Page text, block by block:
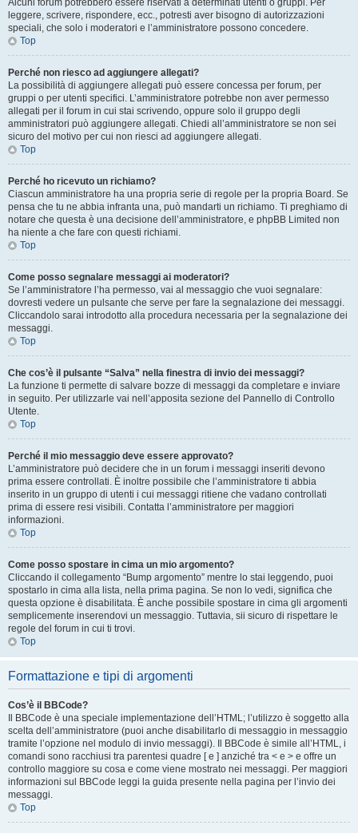
Alcuni forum potrebbero essere riservati a determinati utenti o gruppi. Per
leggere, scrivere, rispondere, ecc., potresti aver bisogno di autorizzazioni
speciali, che solo i moderatori e l’amministratore possono concedere.
Top
Perché non riesco ad aggiungere allegati?
La possibilità di aggiungere allegati può essere concessa per forum, per
gruppi o per utenti specifici. L’amministratore potrebbe non aver permesso
allegati per il forum in cui stai scrivendo, oppure solo il gruppo degli
amministratori può aggiungere allegati. Chiedi all’amministratore se non sei
sicuro del motivo per cui non riesci ad aggiungere allegati.
Top
Perché ho ricevuto un richiamo?
Ciascun amministratore ha una propria serie di regole per la propria Board. Se
pensa che tu ne abbia infranta una, può mandarti un richiamo. Ti preghiamo di
notare che questa è una decisione dell’amministratore, e phpBB Limited non
ha niente a che fare con questi richiami.
Top
Come posso segnalare messaggi ai moderatori?
Se l’amministratore l’ha permesso, vai al messaggio che vuoi segnalare:
dovresti vedere un pulsante che serve per fare la segnalazione dei messaggi.
Cliccandolo sarai introdotto alla procedura necessaria per la segnalazione dei
messaggi.
Top
Che cos’è il pulsante “Salva” nella finestra di invio dei messaggi?
La funzione ti permette di salvare bozze di messaggi da completare e inviare
in seguito. Per utilizzarle vai nell’apposita sezione del Pannello di Controllo
Utente.
Top
Perché il mio messaggio deve essere approvato?
L’amministratore può decidere che in un forum i messaggi inseriti devono
prima essere controllati. È inoltre possibile che l’amministratore ti abbia
inserito in un gruppo di utenti i cui messaggi ritiene che vadano controllati
prima di essere resi visibili. Contatta l’amministratore per maggiori
informazioni.
Top
Come posso spostare in cima un mio argomento?
Cliccando il collegamento “Bump argomento” mentre lo stai leggendo, puoi
spostarlo in cima alla lista, nella prima pagina. Se non lo vedi, significa che
questa opzione è disabilitata. È anche possibile spostare in cima gli argomenti
semplicemente inserendovi un messaggio. Tuttavia, sii sicuro di rispettare le
regole del forum in cui ti trovi.
Top
Formattazione e tipi di argomenti
Cos’è il BBCode?
Il BBCode è una speciale implementazione dell’HTML; l’utilizzo è soggetto alla
scelta dell’amministratore (puoi anche disabilitarlo di messaggio in messaggio
tramite l’opzione nel modulo di invio messaggi). Il BBCode è simile all’HTML, i
comandi sono racchiusi tra parentesi quadre [ e ] anziché tra < e > e offre un
controllo maggiore su cosa e come viene mostrato nei messaggi. Per maggiori
informazioni sul BBCode leggi la guida presente nella pagina per l’invio dei
messaggi.
Top